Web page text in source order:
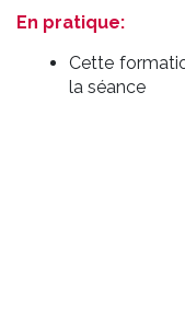
En pratique:
Cette
la séance